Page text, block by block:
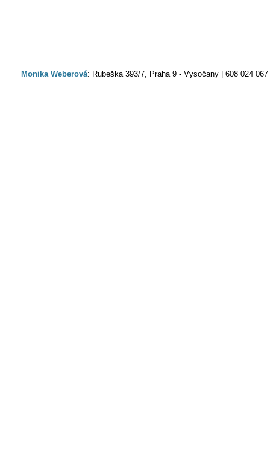
Monika Weberová: Rubeška 393/7, Praha 9 - Vysočany | 608 024